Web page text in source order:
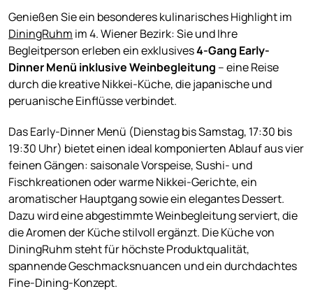
Genießen Sie ein besonderes kulinarisches Highlight im
DiningRuhm im 4. Wiener Bezirk: Sie und Ihre
Begleitperson erleben ein exklusives4-Gang Early-
Dinner Menü inklusive Weinbegleitung – eine Reise
durch die kreative Nikkei-Küche, die japanische und
peruanische Einflüsse verbindet.
Das Early-Dinner Menü (Dienstag bis Samstag, 17:30 bis
19:30 Uhr) bietet einen ideal komponierten Ablauf aus vier
feinen Gängen: saisonale Vorspeise, Sushi- und
Fischkreationen oder warme Nikkei-Gerichte, ein
aromatischer Hauptgang sowie ein elegantes Dessert.
Dazu wird eine abgestimmte Weinbegleitung serviert, die
die Aromen der Küche stilvoll ergänzt. Die Küche von
DiningRuhm steht für höchste Produktqualität,
spannende Geschmacksnuancen und ein durchdachtes
Fine-Dining-Konzept.